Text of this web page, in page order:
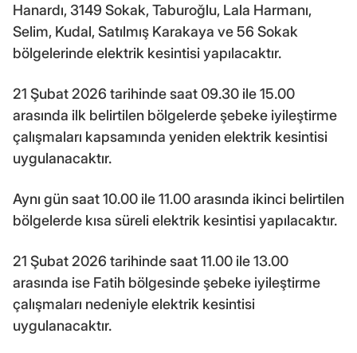
Hanardı, 3149 Sokak, Taburoğlu, Lala Harmanı,
Selim, Kudal, Satılmış Karakaya ve 56 Sokak
bölgelerinde elektrik kesintisi yapılacaktır.
21 Şubat 2026 tarihinde saat 09.30 ile 15.00
arasında ilk belirtilen bölgelerde şebeke iyileştirme
çalışmaları kapsamında yeniden elektrik kesintisi
uygulanacaktır.
Aynı gün saat 10.00 ile 11.00 arasında ikinci belirtilen
bölgelerde kısa süreli elektrik kesintisi yapılacaktır.
21 Şubat 2026 tarihinde saat 11.00 ile 13.00
arasında ise Fatih bölgesinde şebeke iyileştirme
çalışmaları nedeniyle elektrik kesintisi
uygulanacaktır.